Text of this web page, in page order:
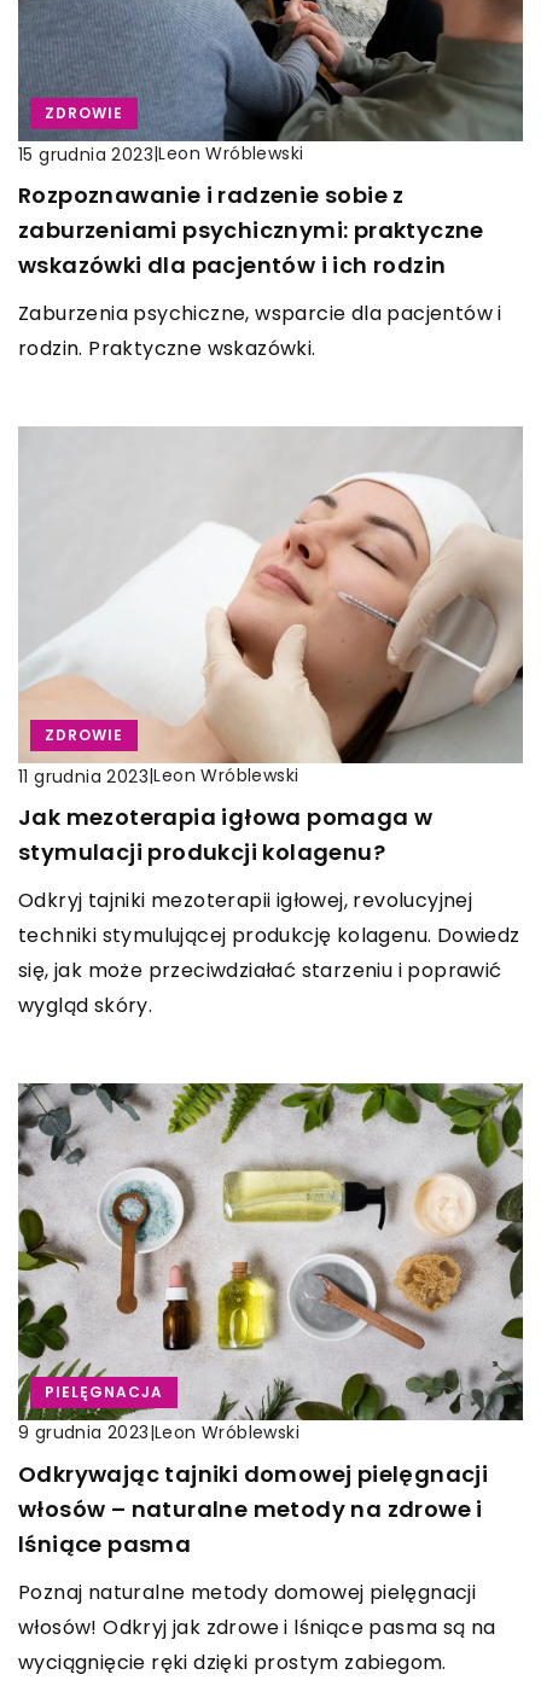
ZDROWIE
15 grudnia 2023|Leon Wróblewski
Rozpoznawanie i radzenie sobie z
zaburzeniami psychicznymi: praktyczne
wskazówki dla pacjentów i ich rodzin
Zaburzenia psychiczne, wsparcie dla pacjentów i
rodzin. Praktyczne wskazówki.
ZDROWIE
11 grudnia 2023|Leon Wróblewski
Jak mezoterapia igłowa pomaga w
stymulacji produkcji kolagenu?
Odkryj tajniki mezoterapii igłowej, revolucyjnej
techniki stymulującej produkcję kolagenu. Dowiedz
się, jak może przeciwdziałać starzeniu i poprawić
wygląd skóry.
PIELĘGNACJA
9 grudnia 2023|Leon Wróblewski
Odkrywając tajniki domowej pielęgnacji
włosów – naturalne metody na zdrowe i
lśniące pasma
Poznaj naturalne metody domowej pielęgnacji
włosów! Odkryj jak zdrowe i lśniące pasma są na
wyciągnięcie ręki dzięki prostym zabiegom.